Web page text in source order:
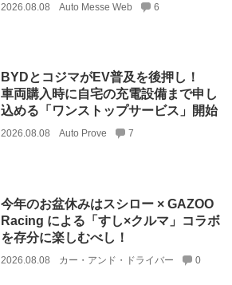
2026.08.08 Auto Messe Web 6
BYDとコジマがEV普及を後押し！
車両購入時に自宅の充電設備まで申し
込める「ワンストップサービス」開始
2026.08.08 Auto Prove 7
今年のお盆休みはスシロー × GAZOO
Racing による「すし×クルマ」コラボ
を存分に楽しむべし！
2026.08.08 カー・アンド・ドライバー 0